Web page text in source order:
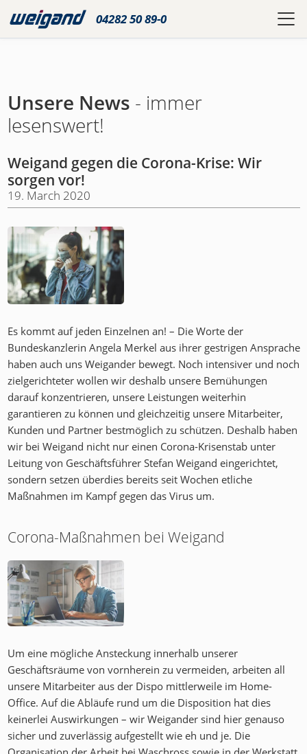
04282 50 89-0
Unsere News - immer
lesenswert!
Weigand gegen die Corona-Krise: Wir
sorgen vor!
19. March 2020
Es kommt auf jeden Einzelnen an! – Die Worte der
Bundeskanzlerin Angela Merkel aus ihrer gestrigen Ansprache
haben auch uns Weigander bewegt. Noch intensiver und noch
zielgerichteter wollen wir deshalb unsere Bemühungen
darauf konzentrieren, unsere Leistungen weiterhin
garantieren zu können und gleichzeitig unsere Mitarbeiter,
Kunden und Partner bestmöglich zu schützen. Deshalb haben
wir bei Weigand nicht nur einen Corona-Krisenstab unter
Leitung von Geschäftsführer Stefan Weigand eingerichtet,
sondern setzen überdies bereits seit Wochen etliche
Maßnahmen im Kampf gegen das Virus um.
Corona-Maßnahmen bei Weigand
Um eine mögliche Ansteckung innerhalb unserer
Geschäftsräume von vornherein zu vermeiden, arbeiten all
unsere Mitarbeiter aus der Dispo mittlerweile im Home-
Office. Auf die Abläufe rund um die Disposition hat dies
keinerlei Auswirkungen – wir Weigander sind hier genauso
sicher und zuverlässig aufgestellt wie eh und je. Die